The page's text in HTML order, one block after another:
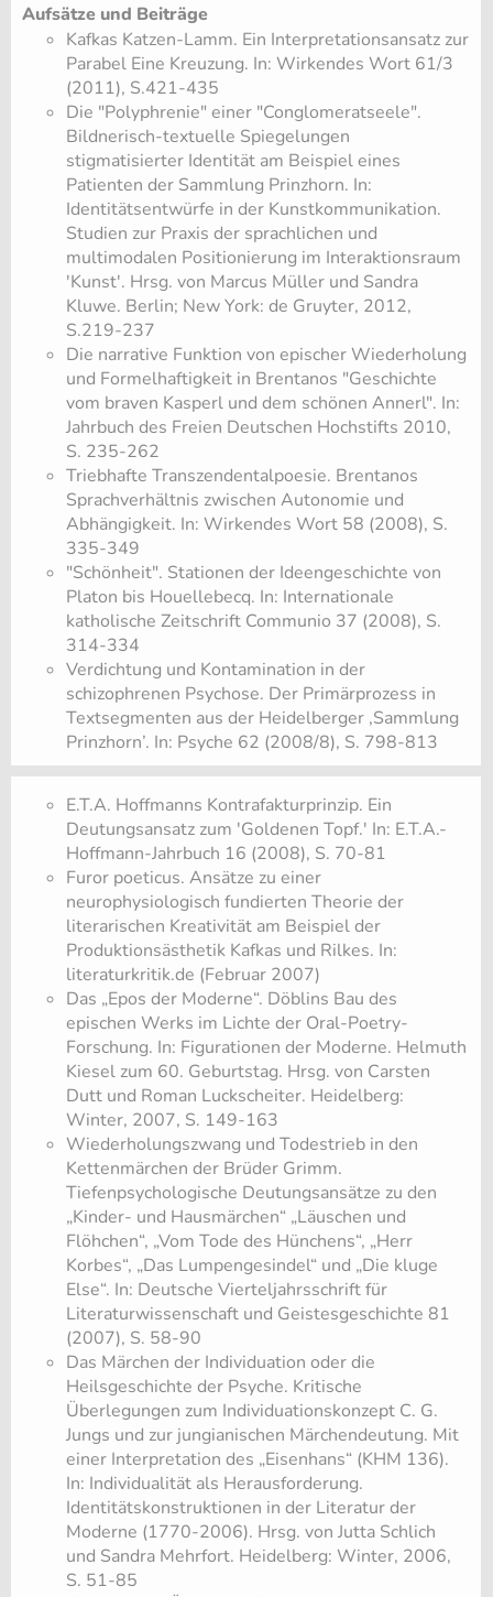
Aufsätze und Beiträge
Kafkas Katzen-Lamm. Ein Interpretationsansatz zur
Parabel Eine Kreuzung. In: Wirkendes Wort 61/3
(2011), S.421-435
Die "Polyphrenie" einer "Conglomeratseele".
Bildnerisch-textuelle Spiegelungen
stigmatisierter Identität am Beispiel eines
Patienten der Sammlung Prinzhorn. In:
Identitätsentwürfe in der Kunstkommunikation.
Studien zur Praxis der sprachlichen und
multimodalen Positionierung im Interaktionsraum
'Kunst'. Hrsg. von Marcus Müller und Sandra
Kluwe. Berlin; New York: de Gruyter, 2012,
S.219-237
Die narrative Funktion von epischer Wiederholung
und Formelhaftigkeit in Brentanos "Geschichte
vom braven Kasperl und dem schönen Annerl". In:
Jahrbuch des Freien Deutschen Hochstifts 2010,
S. 235-262
Triebhafte Transzendentalpoesie. Brentanos
Sprachverhältnis zwischen Autonomie und
Abhängigkeit. In: Wirkendes Wort 58 (2008), S.
335-349
"Schönheit". Stationen der Ideengeschichte von
Platon bis Houellebecq. In: Internationale
katholische Zeitschrift Communio 37 (2008), S.
314-334
Verdichtung und Kontamination in der
schizophrenen Psychose. Der Primärprozess in
Text­segmenten aus der Heidelberger ‚Sammlung
Prinzhorn’. In: Psyche 62 (2008/8), S. 798-813
E.T.A. Hoffmanns Kontrafakturprinzip. Ein
Deutungsansatz zum 'Goldenen Topf.' In: E.T.A.-
Hoffmann-Jahrbuch 16 (2008), S. 70-81
Furor poeticus. Ansätze zu einer
neurophysiologisch fundierten Theorie der
literarischen Kreativität am Beispiel der
Produktionsästhetik Kafkas und Rilkes. In:
literaturkritik.de (Februar 2007)
Das „Epos der Moderne“. Döblins Bau des
epischen Werks im Lichte der Oral-Poetry-
Forschung. In: Figurationen der Moderne. Helmuth
Kiesel zum 60. Geburtstag. Hrsg. von Carsten
Dutt und Roman Luckscheiter. Heidelberg:
Winter, 2007, S. 149-163
Wiederholungszwang und Todestrieb in den
Kettenmärchen der Brüder Grimm.
Tiefenpsychologische Deutungsansätze zu den
„Kinder- und Hausmärchen“ „Läuschen und
Flöhchen“, „Vom Tode des Hünchens“, „Herr
Korbes“, „Das Lumpengesindel“ und „Die kluge
Else“. In: Deutsche Vierteljahrsschrift für
Literaturwissenschaft und Geistesgeschichte 81
(2007), S. 58-90
Das Märchen der Individuation oder die
Heilsgeschichte der Psyche. Kritische
Überlegungen zum Individuationskonzept C. G.
Jungs und zur jungianischen Märchendeutung. Mit
einer Interpretation des „Eisenhans“ (KHM 136).
In: Individualität als Herausforderung.
Identitätskonstruktionen in der Literatur der
Moderne (1770-2006). Hrsg. von Jutta Schlich
und Sandra Mehrfort. Heidelberg: Winter, 2006,
S. 51-85